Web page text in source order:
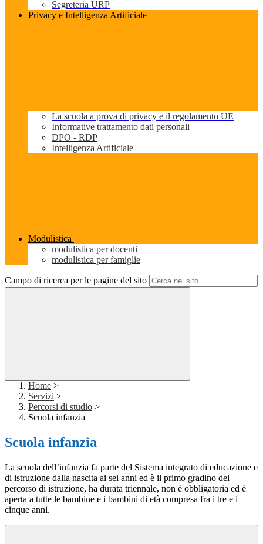
Segreteria URP
Privacy e Intelligenza Artificiale
La scuola a prova di privacy e il regolamento UE
Informative trattamento dati personali
DPO - RDP
Intelligenza Artificiale
Modulistica
modulistica per docenti
modulistica per famiglie
Campo di ricerca per le pagine del sito
Home >
Servizi >
Percorsi di studio >
Scuola infanzia
Scuola infanzia
La scuola dell’infanzia fa parte del Sistema integrato di educazione e
di istruzione dalla nascita ai sei anni ed è il primo gradino del
percorso di istruzione, ha durata triennale, non è obbligatoria ed è
aperta a tutte le bambine e i bambini di età compresa fra i tre e i
cinque anni.